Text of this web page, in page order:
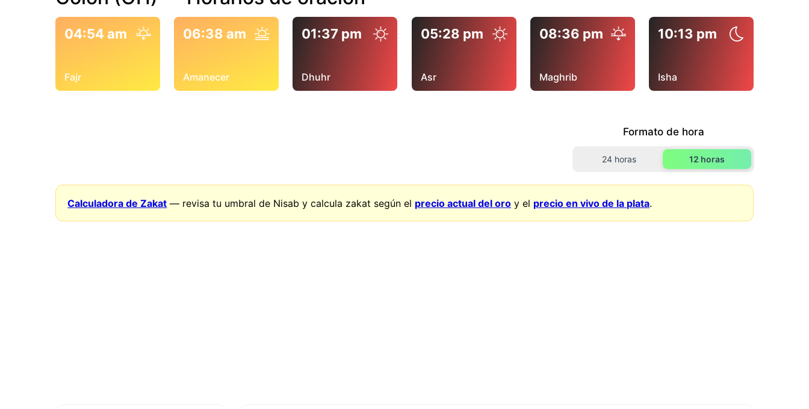
04:54 am
Fajr
06:38 am
Amanecer
01:37 pm
Dhuhr
05:28 pm
Asr
08:36 pm
Maghrib
10:13 pm
Isha
Formato de hora
24 horas 12 horas
Calculadora de Zakat — revisa tu umbral de Nisab y calcula zakat según el precio actual del oro y el precio en vivo de la plata.